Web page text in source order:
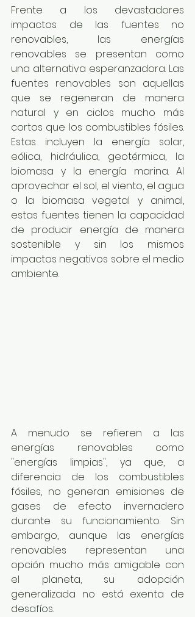
Frente a los devastadores
impactos de las fuentes no
renovables, las energías
renovables se presentan como
una alternativa esperanzadora. Las
fuentes renovables son aquellas
que se regeneran de manera
natural y en ciclos mucho más
cortos que los combustibles fósiles.
Estas incluyen la energía solar,
eólica, hidráulica, geotérmica, la
biomasa y la energía marina. Al
aprovechar el sol, el viento, el agua
o la biomasa vegetal y animal,
estas fuentes tienen la capacidad
de producir energía de manera
sostenible y sin los mismos
impactos negativos sobre el medio
ambiente.
A menudo se refieren a las
energías renovables como
"energías limpias", ya que, a
diferencia de los combustibles
fósiles, no generan emisiones de
gases de efecto invernadero
durante su funcionamiento. Sin
embargo, aunque las energías
renovables representan una
opción mucho más amigable con
el planeta, su adopción
generalizada no está exenta de
desafíos.